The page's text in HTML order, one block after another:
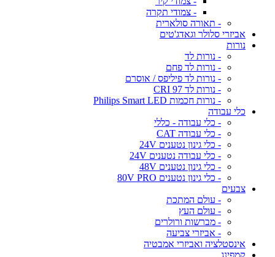
- צמודי תקרה
- תאורה סולארית
אביזרי סלולר וגאדג'טים
נורות
- נורות לד
- נורות לד פחם
- נורות לד פיליפס / אוסרם
- נורות לד CRI 97
- נורות חכמות Philips Smart LED
כלי עבודה
- כלי עבודה - כללי
- כלי עבודה CAT
- כלי גינון נטענים 24V
- כלי עבודה נטענים 24V
- כלי גינון נטענים 48V
- כלי גינון נטענים 80V PRO
צבעים
- עולם המתכת
- עולם העץ
- מברשות ורולרים
- אביזרי צביעה
אינסטלציה ואביזרי אמבטיה
קמפינג